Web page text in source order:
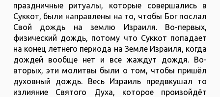
праздничные ритуалы, которые совершались в
Суккот, были направлены на то, чтобы Бог послал
Свой дождь на землю Израиля. Во-первых,
физический дождь, потому что Суккот попадает
на конец летнего периода на Земле Израиля, когда
дождей вообще нет и все жаждут дождя. Во-
вторых, эти молитвы были о том, чтобы пришёл
духовный дождь. Весь Израиль предвкушал то
излияние Святого Духа, которое произойдёт